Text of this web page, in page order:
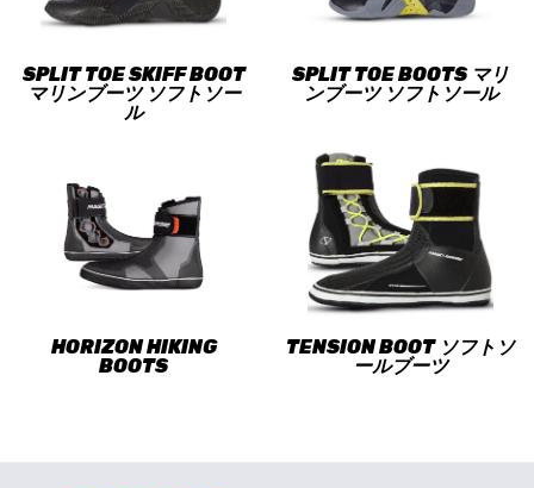
SPLIT TOE SKIFF BOOT
マリンブーツ ソフトソー
ル
SPLIT TOE BOOTS マリ
ンブーツ ソフトソール
HORIZON HIKING
BOOTS
TENSION BOOT ソフトソ
ールブーツ